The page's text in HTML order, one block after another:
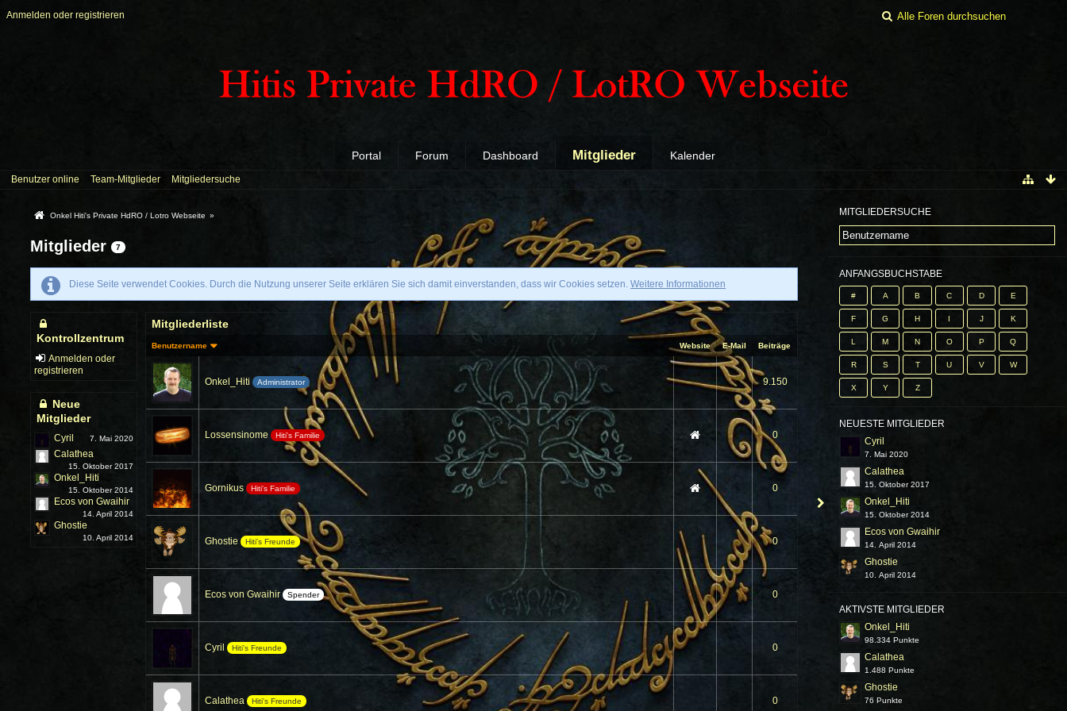
Anmelden oder registrieren
Portal Forum Dashboard Mitglieder Kalender
Benutzer online Team-Mitglieder Mitgliedersuche
Onkel Hiti's Private HdRO / Lotro Webseite »
Mitglieder 7
Diese Seite verwendet Cookies. Durch die Nutzung unserer Seite erklären Sie sich damit einverstanden, dass wir Cookies setzen. Weitere Informationen
Kontrollzentrum
Anmelden oder
registrieren
Neue
Mitglieder
Cyril 7. Mai 2020
Calathea
15. Oktober 2017
Onkel_Hiti
15. Oktober 2014
Ecos von Gwaihir
14. April 2014
Ghostie
10. April 2014
Mitgliederliste
Benutzername Website E-Mail Beiträge
Onkel_Hiti Administrator 9.150
Lossensinome Hiti's Familie 0
Gornikus Hiti's Familie 0
Ghostie Hiti's Freunde 0
Ecos von Gwaihir Spender 0
Cyril Hiti's Freunde 0
Calathea Hiti's Freunde 0
MITGLIEDERSUCHE
ANFANGSBUCHSTABE
# A B C D E
F G H I J K
L M N O P Q
R S T U V W
X Y Z
NEUESTE MITGLIEDER
Cyril
7. Mai 2020
Calathea
15. Oktober 2017
Onkel_Hiti
15. Oktober 2014
Ecos von Gwaihir
14. April 2014
Ghostie
10. April 2014
AKTIVSTE MITGLIEDER
Onkel_Hiti
98.334 Punkte
Calathea
1.488 Punkte
Ghostie
76 Punkte